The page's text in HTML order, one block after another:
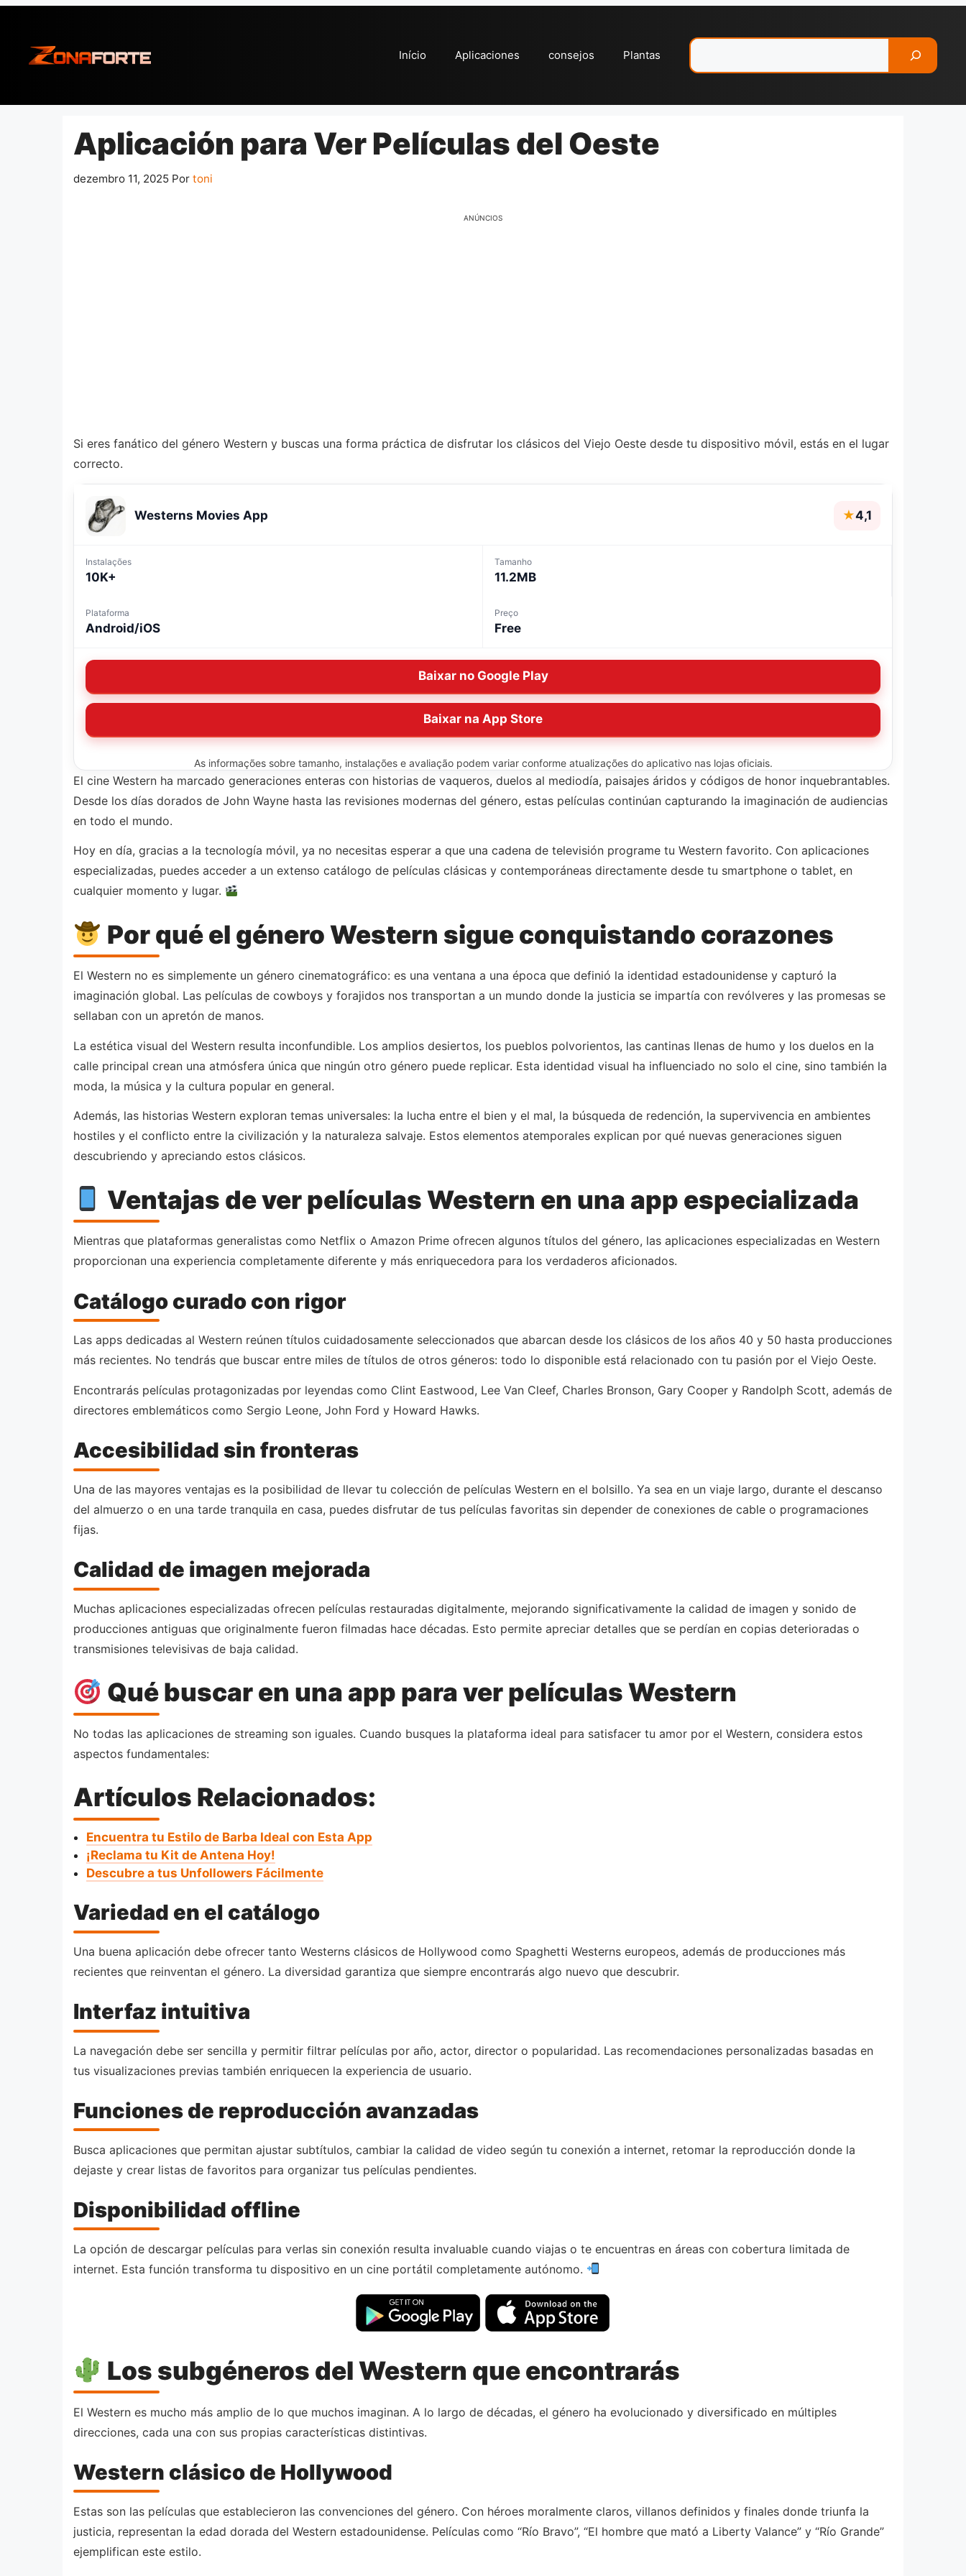
conteúdo
Início Aplicaciones consejos Plantas
Aplicación para Ver Películas del Oeste
dezembro 11, 2025 Por toni
ANÚNCIOS
Si eres fanático del género Western y buscas una forma práctica de disfrutar los clásicos del Viejo Oeste desde tu dispositivo móvil, estás en el lugar
correcto.
Westerns Movies App ★4,1
Instalações
10K+
Tamanho
11.2MB
Plataforma
Android/iOS
Preço
Free
Baixar no Google Play
Baixar na App Store
As informações sobre tamanho, instalações e avaliação podem variar conforme atualizações do aplicativo nas lojas oficiais.
El cine Western ha marcado generaciones enteras con historias de vaqueros, duelos al mediodía, paisajes áridos y códigos de honor inquebrantables.
Desde los días dorados de John Wayne hasta las revisiones modernas del género, estas películas continúan capturando la imaginación de audiencias
en todo el mundo.
Hoy en día, gracias a la tecnología móvil, ya no necesitas esperar a que una cadena de televisión programe tu Western favorito. Con aplicaciones
especializadas, puedes acceder a un extenso catálogo de películas clásicas y contemporáneas directamente desde tu smartphone o tablet, en
cualquier momento y lugar.
Por qué el género Western sigue conquistando corazones
El Western no es simplemente un género cinematográfico: es una ventana a una época que definió la identidad estadounidense y capturó la
imaginación global. Las películas de cowboys y forajidos nos transportan a un mundo donde la justicia se impartía con revólveres y las promesas se
sellaban con un apretón de manos.
La estética visual del Western resulta inconfundible. Los amplios desiertos, los pueblos polvorientos, las cantinas llenas de humo y los duelos en la
calle principal crean una atmósfera única que ningún otro género puede replicar. Esta identidad visual ha influenciado no solo el cine, sino también la
moda, la música y la cultura popular en general.
Además, las historias Western exploran temas universales: la lucha entre el bien y el mal, la búsqueda de redención, la supervivencia en ambientes
hostiles y el conflicto entre la civilización y la naturaleza salvaje. Estos elementos atemporales explican por qué nuevas generaciones siguen
descubriendo y apreciando estos clásicos.
Ventajas de ver películas Western en una app especializada
Mientras que plataformas generalistas como Netflix o Amazon Prime ofrecen algunos títulos del género, las aplicaciones especializadas en Western
proporcionan una experiencia completamente diferente y más enriquecedora para los verdaderos aficionados.
Catálogo curado con rigor
Las apps dedicadas al Western reúnen títulos cuidadosamente seleccionados que abarcan desde los clásicos de los años 40 y 50 hasta producciones
más recientes. No tendrás que buscar entre miles de títulos de otros géneros: todo lo disponible está relacionado con tu pasión por el Viejo Oeste.
Encontrarás películas protagonizadas por leyendas como Clint Eastwood, Lee Van Cleef, Charles Bronson, Gary Cooper y Randolph Scott, además de
directores emblemáticos como Sergio Leone, John Ford y Howard Hawks.
Accesibilidad sin fronteras
Una de las mayores ventajas es la posibilidad de llevar tu colección de películas Western en el bolsillo. Ya sea en un viaje largo, durante el descanso
del almuerzo o en una tarde tranquila en casa, puedes disfrutar de tus películas favoritas sin depender de conexiones de cable o programaciones
fijas.
Calidad de imagen mejorada
Muchas aplicaciones especializadas ofrecen películas restauradas digitalmente, mejorando significativamente la calidad de imagen y sonido de
producciones antiguas que originalmente fueron filmadas hace décadas. Esto permite apreciar detalles que se perdían en copias deterioradas o
transmisiones televisivas de baja calidad.
Qué buscar en una app para ver películas Western
No todas las aplicaciones de streaming son iguales. Cuando busques la plataforma ideal para satisfacer tu amor por el Western, considera estos
aspectos fundamentales:
Artículos Relacionados:
Encuentra tu Estilo de Barba Ideal con Esta App
¡Reclama tu Kit de Antena Hoy!
Descubre a tus Unfollowers Fácilmente
Variedad en el catálogo
Una buena aplicación debe ofrecer tanto Westerns clásicos de Hollywood como Spaghetti Westerns europeos, además de producciones más
recientes que reinventan el género. La diversidad garantiza que siempre encontrarás algo nuevo que descubrir.
Interfaz intuitiva
La navegación debe ser sencilla y permitir filtrar películas por año, actor, director o popularidad. Las recomendaciones personalizadas basadas en
tus visualizaciones previas también enriquecen la experiencia de usuario.
Funciones de reproducción avanzadas
Busca aplicaciones que permitan ajustar subtítulos, cambiar la calidad de video según tu conexión a internet, retomar la reproducción donde la
dejaste y crear listas de favoritos para organizar tus películas pendientes.
Disponibilidad offline
La opción de descargar películas para verlas sin conexión resulta invaluable cuando viajas o te encuentras en áreas con cobertura limitada de
internet. Esta función transforma tu dispositivo en un cine portátil completamente autónomo.
Los subgéneros del Western que encontrarás
El Western es mucho más amplio de lo que muchos imaginan. A lo largo de décadas, el género ha evolucionado y diversificado en múltiples
direcciones, cada una con sus propias características distintivas.
Western clásico de Hollywood
Estas son las películas que establecieron las convenciones del género. Con héroes moralmente claros, villanos definidos y finales donde triunfa la
justicia, representan la edad dorada del Western estadounidense. Películas como “Río Bravo”, “El hombre que mató a Liberty Valance” y “Río Grande”
ejemplifican este estilo.